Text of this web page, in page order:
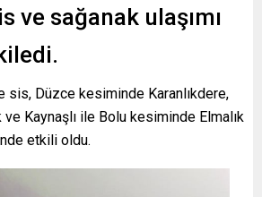
ve sağanak ulaşımı
sis, Düzce kesiminde Karanlıkdere,
ve Kaynaşlı ile Bolu kesiminde Elmalık
etkili oldu.